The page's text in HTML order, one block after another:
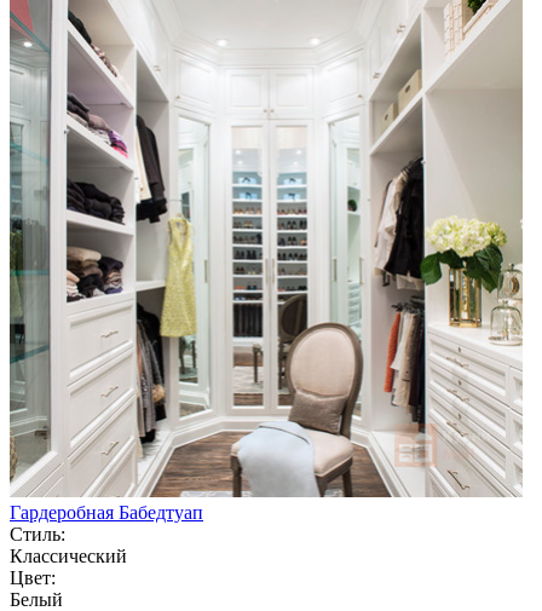
Гардеробная Бабедтуап
Стиль:
Классический
Цвет:
Белый